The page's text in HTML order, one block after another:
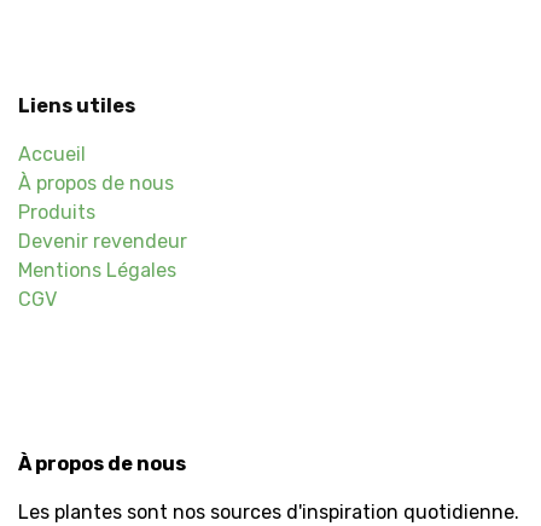
Liens utiles
Accueil
À propos de nous
Produits
Devenir revendeur
Mentions Légales
CGV
À propos de nous
Les plantes sont nos sources d'inspiration quotidienne.